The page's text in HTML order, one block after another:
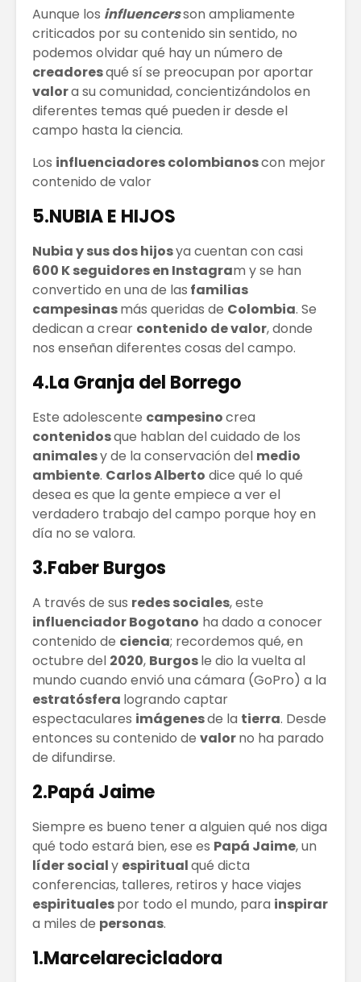
Aunque los influencersson ampliamente
criticados por su contenido sin sentido, no
podemos olvidar qué hay un número de
creadoresqué sí se preocupan por aportar
valora su comunidad, concientizándolos en
diferentes temas qué pueden ir desde el
campo hasta la ciencia.
Los influenciadores colombianoscon mejor
contenido de valor
5.NUBIA E HIJOS
Nubia y sus dos hijosya cuentan con casi
600 K seguidores en Instagram y se han
convertido en una de las familias
campesinasmás queridas de Colombia. Se
dedican a crear contenido de valor, donde
nos enseñan diferentes cosas del campo.
4.La Granja del Borrego
Este adolescente campesinocrea
contenidosque hablan del cuidado de los
animalesy de la conservación del medio
ambiente. Carlos Alberto dice qué lo qué
desea es que la gente empiece a ver el
verdadero trabajo del campo porque hoy en
día no se valora.
3.Faber Burgos
A través de sus redes sociales, este
influenciador Bogotano ha dado a conocer
contenido de ciencia; recordemos qué, en
octubre del 2020, Burgosle dio la vuelta al
mundo cuando envió una cámara (GoPro) a la
estratósfera logrando captar
espectaculares imágenesde la tierra. Desde
entonces su contenido de valorno ha parado
de difundirse.
2.Papá Jaime
Siempre es bueno tener a alguien qué nos diga
qué todo estará bien, ese es Papá Jaime, un
líder socialy espiritualqué dicta
conferencias, talleres, retiros y hace viajes
espiritualespor todo el mundo, para inspirar
a miles de personas.
1.Marcelarecicladora
El Bitcoin cae a
los 17.000
dólares
Las Extensiones
De Cabello Vs.
Cabello Natural
¿QUÉ ES
ECONOMÍA
COLABORATIVA?
DE
WEFU